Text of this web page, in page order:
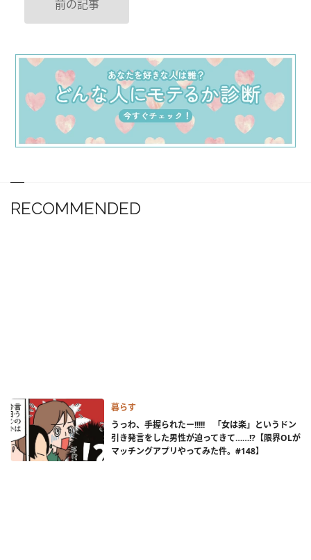
前の記事
RECOMMENDED
暮らす
うっわ、手握られたー!!!!! 「女は楽」というドン
引き発言をした男性が迫ってきて……!?【限界OLが
マッチングアプリやってみた件。#148】